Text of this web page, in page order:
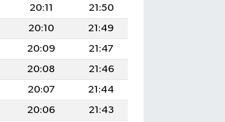
20:11
21:50
20:10
21:49
20:09
21:47
20:08
21:46
20:07
21:44
20:06
21:43